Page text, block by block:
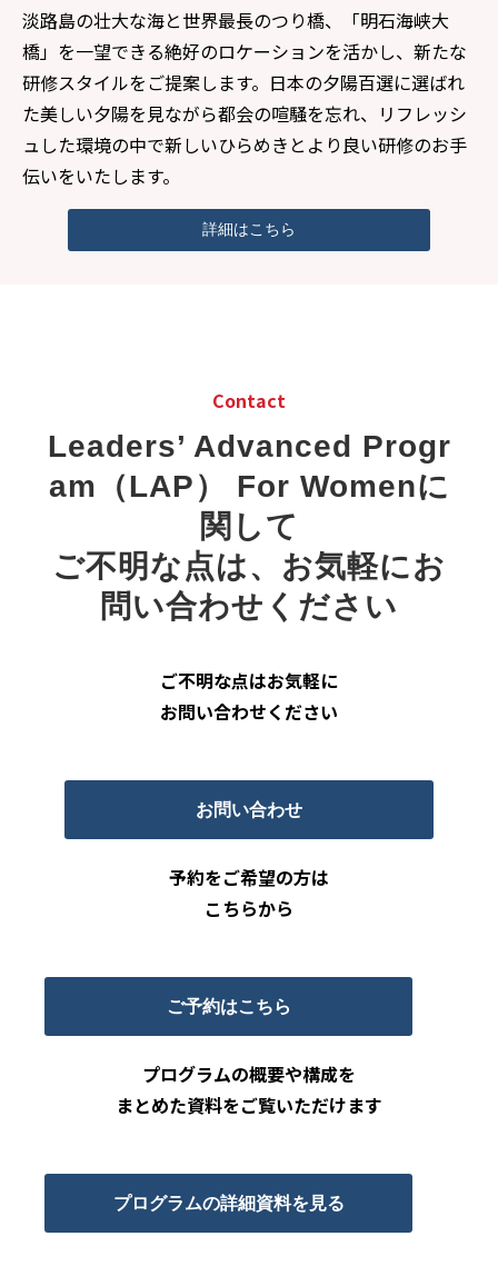
淡路島の壮大な海と世界最長のつり橋、「明石海峡大
橋」を一望できる絶好のロケーションを活かし、新たな
研修スタイルをご提案します。日本の夕陽百選に選ばれ
た美しい夕陽を見ながら都会の喧騒を忘れ、リフレッシ
ュした環境の中で新しいひらめきとより良い研修のお手
伝いをいたします。
詳細はこちら
Contact
Leaders’ Advanced Progr
am（LAP） For Womenに
関して
ご不明な点は、お気軽にお
問い合わせください
ご不明な点はお気軽に
お問い合わせください
お問い合わせ
予約をご希望の方は
こちらから
ご予約はこちら
プログラムの概要や構成を
まとめた資料をご覧いただけます
プログラムの詳細資料を見る